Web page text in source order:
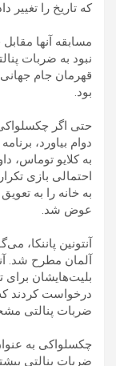
که تاریخ را تغییر
نبود به ضربات
قهرمان جام
بود.
حتی اگر
دوام بیاورد،
به کلایو توماس،
احتمالی بازی
به خانه را به
عوض شد.
آنتونین پاننکا،
آلمان مطرح شد.
بلیت‌هایشان برای
درخواست کردند
ضربات پنالتی
چکسلواکی به
ضربات پنالتی